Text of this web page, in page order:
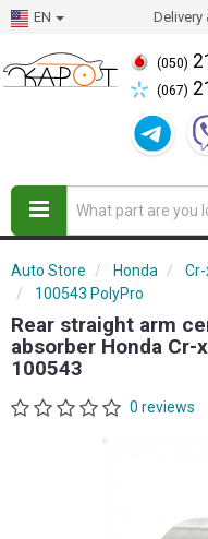
EN Delivery
(050)
(067)
Auto Store Honda
100543 PolyPro
Rear straight arm
absorber Honda Cr-
100543
0 reviews